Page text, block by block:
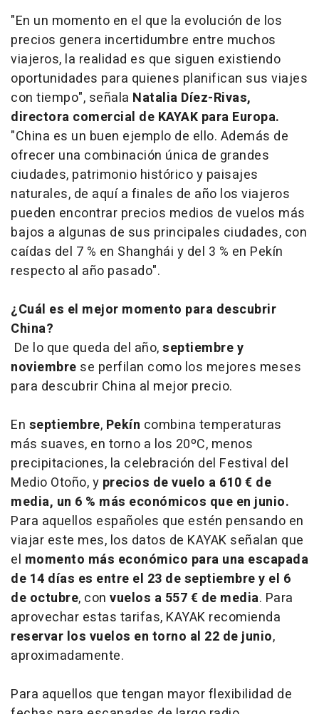
"En un momento en el que la evolución de los
precios genera incertidumbre entre muchos
viajeros, la realidad es que siguen existiendo
oportunidades para quienes planifican sus viajes
con tiempo", señala Natalia Díez-Rivas,
directora comercial de KAYAK para Europa.
"China es un buen ejemplo de ello. Además de
ofrecer una combinación única de grandes
ciudades, patrimonio histórico y paisajes
naturales, de aquí a finales de año los viajeros
pueden encontrar precios medios de vuelos más
bajos a algunas de sus principales ciudades, con
caídas del 7 % en Shanghái y del 3 % en Pekín
respecto al año pasado".
¿Cuál es el mejor momento para descubrir
China?
De lo que queda del año,septiembre y
noviembre se perfilan como los mejores meses
para descubrir China al mejor precio.
En septiembre, Pekín combina temperaturas
más suaves, en torno a los 20ºC, menos
precipitaciones, la celebración del Festival del
Medio Otoño, y precios de vuelo a 610 € de
media, un 6 % más económicos que en junio.
Para aquellos españoles que estén pensando en
viajar este mes, los datos de KAYAK señalan que
el momento más económico para una escapada
de 14 días es entre el 23 de septiembre y el 6
de octubre, con vuelos a 557 € de media. Para
aprovechar estas tarifas, KAYAK recomienda
reservar los vuelos en torno al 22 de junio,
aproximadamente.
Para aquellos que tengan mayor flexibilidad de